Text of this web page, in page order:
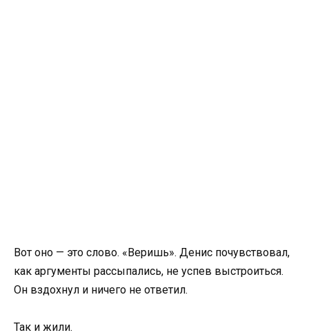
Вот оно — это слово. «Веришь». Денис почувствовал,
как аргументы рассыпались, не успев выстроиться.
Он вздохнул и ничего не ответил.
Так и жили.